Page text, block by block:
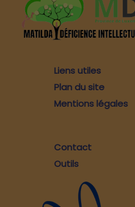
Liens utiles
Plan du site
Mentions légales
Contact
Outils